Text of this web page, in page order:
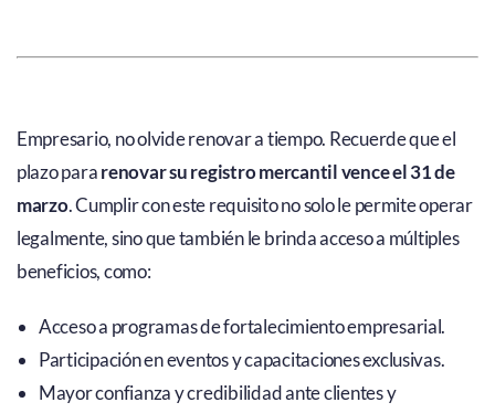
Empresario, no olvide renovar a tiempo. Recuerde que el
plazo pararenovar su registro mercantil vence el 31 de
marzo. Cumplir con este requisito no solo le permite operar
legalmente, sino que también le brinda acceso a múltiples
beneficios, como:
Acceso a programas de fortalecimiento empresarial.
Participación en eventos y capacitaciones exclusivas.
Mayor confianza y credibilidad ante clientes y